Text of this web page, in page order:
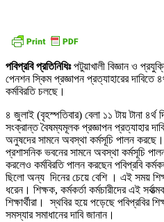
পবিপ্রবি প্রতিনিধিঃপটুয়াখালী বিজ্ঞান ও
পেনশন স্কিম প্রজ্ঞাপন প্রত্যাহারের দাবিতে
কর্মবিরতি চলছে।
৪ জুলাই (বৃহস্পতিবার) বেলা ১১ টায় টানা ৪র্থ
সংক্রান্ত বৈষম্যমূলক প্রজ্ঞাপন প্রত্যাহার
অনুষদের সামনে অবস্থা কর্মসূচি পালন
প্রশাসনিক ভবনের সামনে অবস্থা কর্মসূচি
করলেও কর্মবিরতি পালন করছেন পবিপ্রবি
ছিলো অন্য দিনের চেয়ে বেশি । এই সময়
ধরেন। শিক্ষক, কর্মকর্তা কর্মচারীদের এই
শিক্ষার্থীরা। স্থবির হয়ে পড়েছে পবিপ্রবির
সমস্যার সমাধানের দাবি জানান।